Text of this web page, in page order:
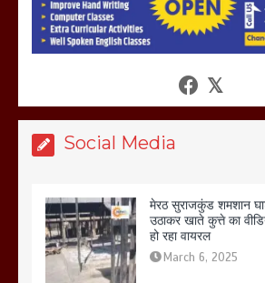
Social Media
बिजली विभाग से परेशान
March 8, 2025
मेरठ सुराजकुंड शमशान
उठाकर खाते कुत्ते का
हो रहा वायरल
March 6, 2025